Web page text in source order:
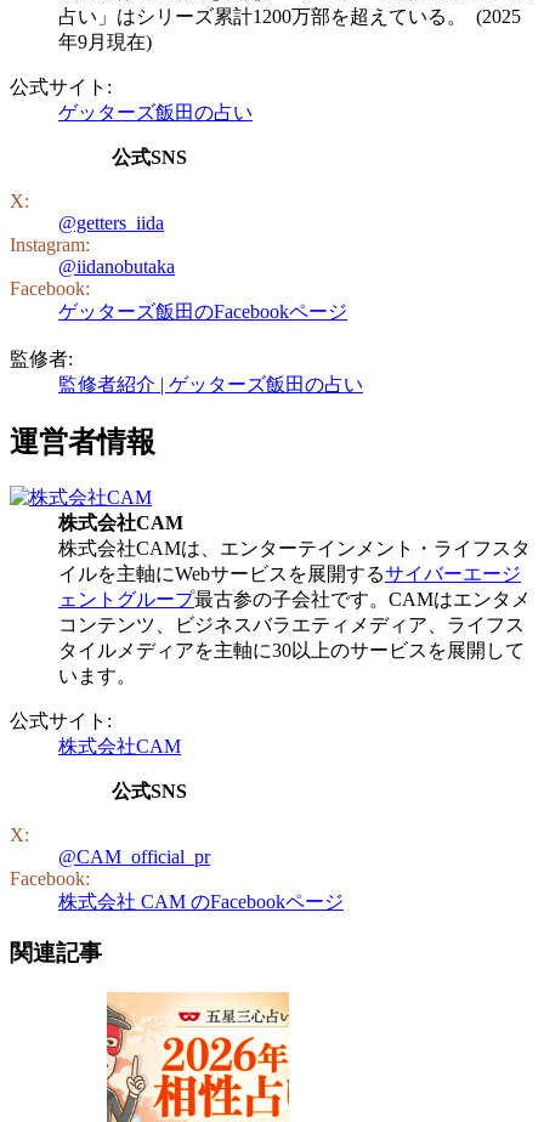
占い」はシリーズ累計1200万部を超えている。 (2025
年9月現在)
公式サイト:
ゲッターズ飯田の占い
公式SNS
X:
@getters_iida
Instagram:
@iidanobutaka
Facebook:
ゲッターズ飯田のFacebookページ
監修者:
監修者紹介 | ゲッターズ飯田の占い
運営者情報
株式会社CAM
株式会社CAMは、エンターテインメント・ライフスタ
イルを主軸にWebサービスを展開するサイバーエージ
ェントグループ最古参の子会社です。CAMはエンタメ
コンテンツ、ビジネスバラエティメディア、ライフス
タイルメディアを主軸に30以上のサービスを展開して
います。
公式サイト:
株式会社CAM
公式SNS
X:
@CAM_official_pr
Facebook:
株式会社 CAM のFacebookページ
関連記事